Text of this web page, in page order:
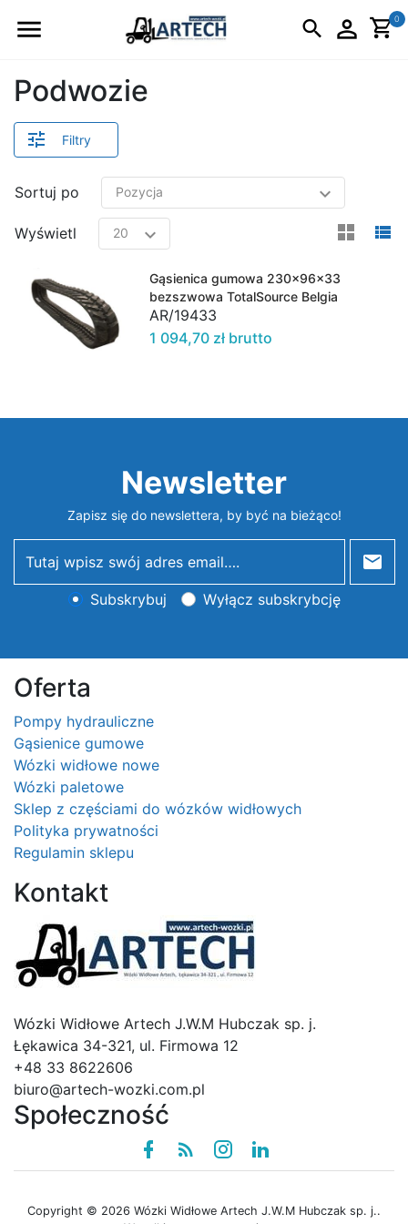
0
Podwozie
Filtry
Sortuj po
Wyświetl
Gąsienica gumowa 230x96x33
bezszwowa TotalSource Belgia
AR/19433
1 094,70 zł brutto
Newsletter
Zapisz się do newslettera, by być na bieżąco!
newsletter
Subskrybuj Wyłącz subskrybcję
Oferta
Pompy hydrauliczne
Gąsienice gumowe
Wózki widłowe nowe
Wózki paletowe
Sklep z częściami do wózków widłowych
Polityka prywatności
Regulamin sklepu
Kontakt
Wózki Widłowe Artech J.W.M Hubczak sp. j.
Łękawica 34-321, ul. Firmowa 12
+48 33 8622606
biuro@artech-wozki.com.pl
Społeczność
Facebook
Rssinstagram
linkedin
Copyright © 2026 Wózki Widłowe Artech J.W.M Hubczak sp. j..